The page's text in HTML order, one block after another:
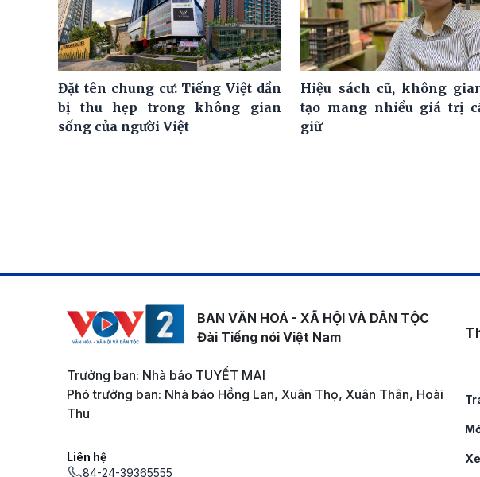
Đặt tên chung cư: Tiếng Việt dần
bị thu hẹp trong không gian
sống của người Việt
Hiệu sách cũ, không
tạo mang nhiều giá trị
giữ
BAN VĂN HOÁ - XÃ HỘI VÀ DÂN TỘC
Đài Tiếng nói Việt Nam
Trưởng ban: Nhà báo TUYẾT MAI
Phó trưởng ban: Nhà báo Hồng Lan, Xuân Thọ, Xuân Thân, Hoài
Thu
Liên hệ
84-24-39365555